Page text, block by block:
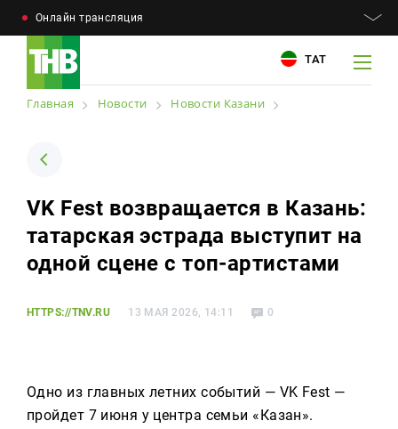
Онлайн трансляция
ТАТ
Новости
Телепроекты
Реклама
Для связи
+7 (843) 570−50−00
Главная Новости Новости Казани
VK Fest возвращается в Казань:
татарская эстрада выступит на
одной сцене с топ-артистами
HTTPS://TNV.RU 13 МАЯ 2026, 14:11 0
Одно из главных летних событий — VK Fest —
пройдет 7 июня у центра семьи «Казан».